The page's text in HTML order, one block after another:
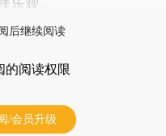
乐观。
后继续阅读
的阅读权限
/会员升级